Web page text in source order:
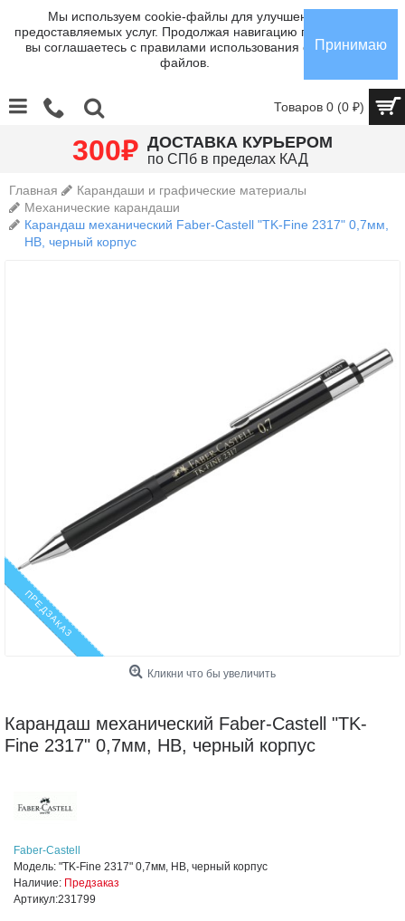
Мы используем cookie-файлы для улучшения
предоставляемых услуг. Продолжая навигацию по сайту,
вы соглашаетесь с правилами использования cookie-
файлов.
Принимаю
Товаров 0 (0 ₽)
300₽ ДОСТАВКА КУРЬЕРОМ
по СПб в пределах КАД
Главная
Карандаши и графические материалы
Механические карандаши
Карандаш механический Faber-Castell "TK-Fine 2317" 0,7мм,
HB, черный корпус
ПРЕДЗАКАЗ
Кликни что бы увеличить
Карандаш механический Faber-Castell "TK-
Fine 2317" 0,7мм, HB, черный корпус
Faber-Castell
Модель: "TK-Fine 2317" 0,7мм, HB, черный корпус
Наличие: Предзаказ
Артикул:231799